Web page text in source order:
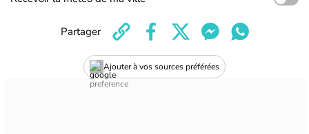
Ajouter à vos sources préférées
Partager